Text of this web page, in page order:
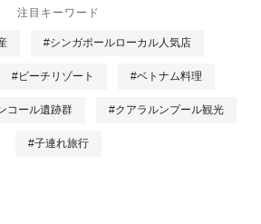
注目キーワード
#シンガポールローカル人気店
#ビーチリゾート #ベトナム料理
コール遺跡群 #クアラルンプール観光
#子連れ旅行